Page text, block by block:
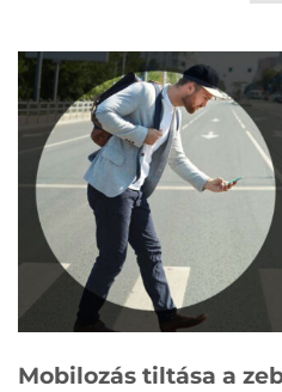
Mobilozás tiltása a